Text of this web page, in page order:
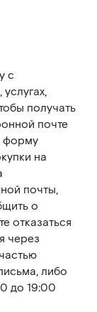
с
получать
почте
форму
на
почты,
о
отказаться
через
либо
до 19:00